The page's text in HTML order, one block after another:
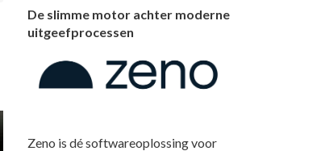
De slimme motor achter moderne
uitgeefprocessen
Zeno is dé softwareoplossing voor